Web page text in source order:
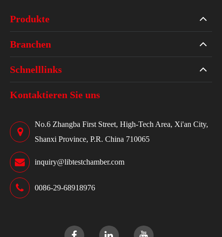
Produkte
Branchen
Schnelllinks
Kontaktieren Sie uns
No.6 Zhangba First Street, High-Tech Area, Xi'an City,
Shanxi Province, P.R. China 710065
inquiry@libtestchamber.com
0086-29-68918976